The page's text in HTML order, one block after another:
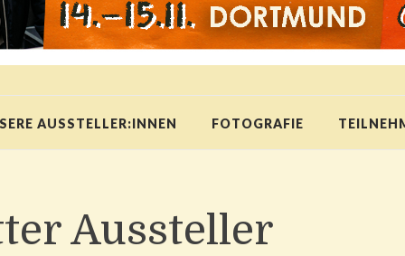
AUSSTELLER:INNEN FOTOGRAFIE
Aussteller